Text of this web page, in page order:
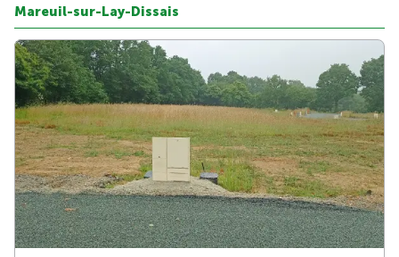
Mareuil-sur-Lay-Dissais